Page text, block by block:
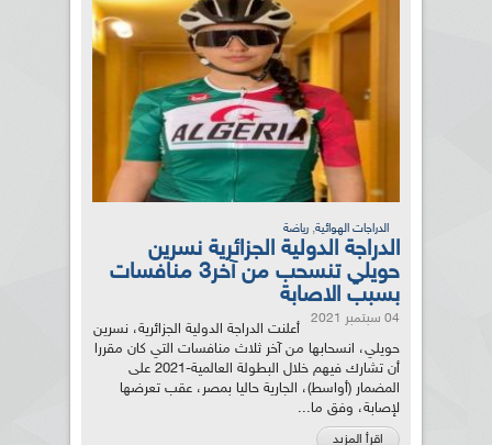
الدراجات الهوائية, رياضة
الدراجة الدولية الجزائرية نسرين
حويلي تنسحب من آخر3 منافسات
بسبب الاصابة
04 سبتمبر 2021
أعلنت الدراجة الدولية الجزائرية، نسرين
حويلي، انسحابها من آخر ثلاث منافسات التي كان مقررا
أن تشارك فيهم خلال البطولة العالمية-2021 على
المضمار (أواسط)، الجارية حاليا بمصر، عقب تعرضها
لإصابة، وفق ما...
اقرأ المزيد